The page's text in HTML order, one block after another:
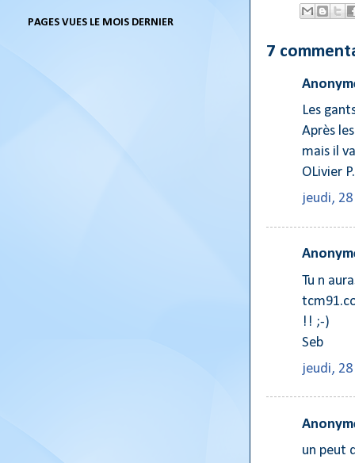
7
Les
Après
mais il
OLivier P.
jeudi,
Tu n
!! ;-)
Seb
jeudi,
un peut
PAGES VUES LE MOIS DERNIER